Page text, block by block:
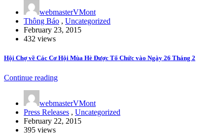
webmasterVMont
Thông Báo , Uncategorized
February 23, 2015
432 views
Hội Chợ về Các Cơ Hội Mùa Hè Được Tổ Chức vào Ngày 26 Tháng 2
Continue reading
webmasterVMont
Press Releases , Uncategorized
February 22, 2015
395 views